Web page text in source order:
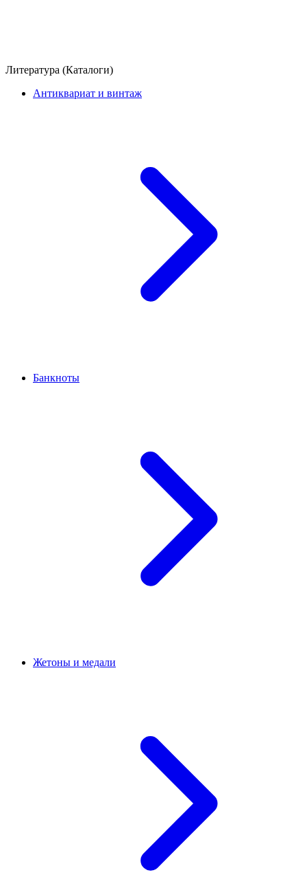
Литература (Каталоги)
Антиквариат и винтаж
Банкноты
Жетоны и медали